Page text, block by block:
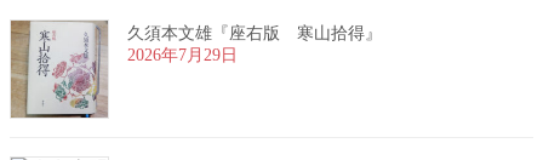
久須本文雄『座右版 寒山拾得』
2026年7月29日